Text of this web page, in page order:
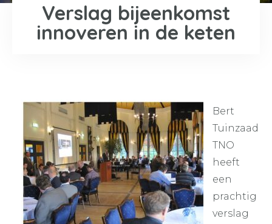
Verslag bijeenkomst
innoveren in de keten
Bert
Tuinzaad
TNO
heeft
een
prachtig
verslag